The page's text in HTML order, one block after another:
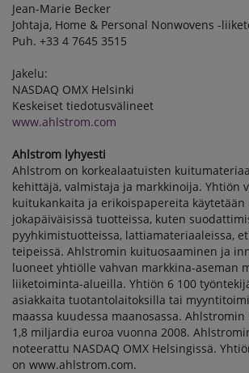
Jean-Marie Becker
Johtaja, Home & Personal Nonwovens -
Puh. +33 4 7645 3515
Jakelu:
NASDAQ OMX Helsinki
Keskeiset tiedotusvälineet
www.ahlstrom.com
Ahlstrom lyhyesti
Ahlstrom on korkealaatuisten
kehittäjä, valmistaja ja markkinoija. Yhtiön
kuitukankaita ja erikoispapereita käytetään
jokapäiväisissä tuotteissa, kuten
pyyhkimistuotteissa, lattiamateriaaleissa,
teipeissä. Ahlstromin kuituosaaminen ja
luoneet yhtiölle vahvan markkina-aseman
liiketoiminta-alueilla. Yhtiön 6 100
asiakkaita tuotantolaitoksilla tai
maassa kuudessa maanosassa.
1,8 miljardia euroa vuonna 2008.
noteerattu NASDAQ OMX Helsingissä.
on www.ahlstrom.com.